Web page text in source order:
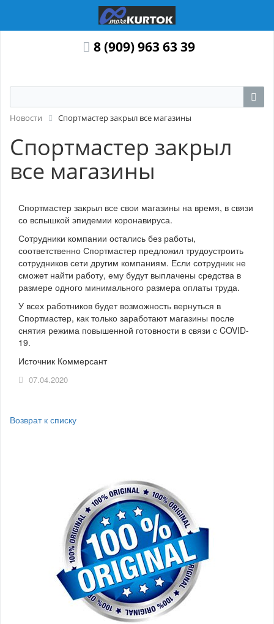
8 (909) 963 63 39
Новости Спортмастер закрыл все магазины
Спортмастер закрыл
все магазины
Спортмастер закрыл все свои магазины на время, в связи
со вспышкой эпидемии коронавируса.
Сотрудники компании остались без работы,
соответственно Спортмастер предложил трудоустроить
сотрудников сети другим компаниям. Если сотрудник не
сможет найти работу, ему будут выплачены средства в
размере одного минимального размера оплаты труда.
У всех работников будет возможность вернуться в
Спортмастер, как только заработают магазины после
снятия режима повышенной готовности в связи с COVID-
19.
Источник Коммерсант
07.04.2020
Возврат к списку